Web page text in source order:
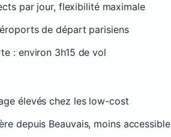
par jour, flexibilité maximale
de départ parisiens
: environ 3h15 de vol
élevés chez les low-cost
depuis Beauvais, moins accessible